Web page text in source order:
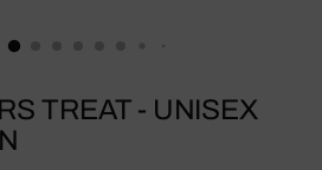
TREAT - UNISEX